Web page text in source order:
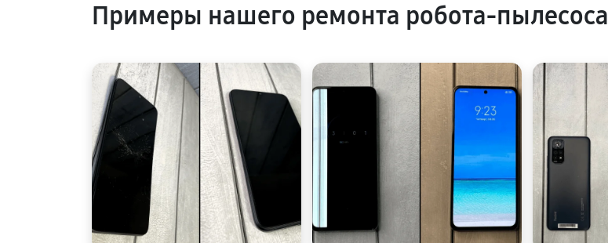
Примеры нашего ремонта робота-пылесоса